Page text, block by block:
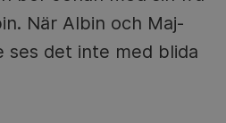
När Albin och Maj-
ses det inte med blida